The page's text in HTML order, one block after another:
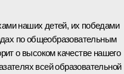
наших детей, их победами
по общеобразовательным
о высоком качестве нашего
всей образовательной